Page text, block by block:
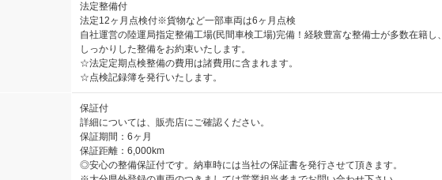
法定整備付
法定12ヶ月点検付※貨物など一部車両は6ヶ月点検
自社運営の陸運局指定整備工場(民間車検工場)完備！経験豊富な整備士が多数在籍し、
しっかりした整備をお約束いたします。
☆法定定期点検整備の費用は諸費用に含まれます。
☆点検記録簿を発行いたします。
保証付
詳細については、販売店にご確認ください。
保証期間：6ヶ月
保証距離：6,000km
◎安心の整備保証付です。納車時には当社の保証書を発行させて頂きます。